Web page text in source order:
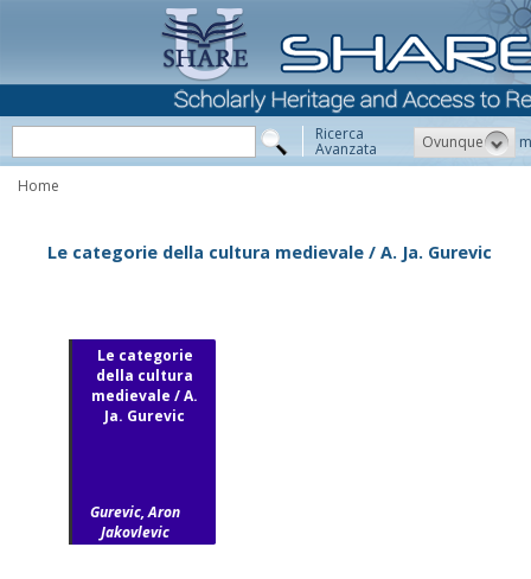
Ricerca
Avanzata Ovunque
Home
Le categorie della cultura medievale / A. Ja. Gurevic
Le categorie
della cultura
medievale / A.
Ja. Gurevic
Gurevic, Aron
Jakovlevic